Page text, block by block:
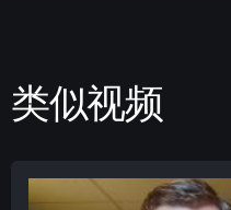
类似视频